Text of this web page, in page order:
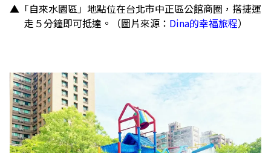
▲「自來水園區」地點位在台北市中正區公館商圈，搭捷運
走５分鐘即可抵達。（圖片來源： Dina的幸福旅程）